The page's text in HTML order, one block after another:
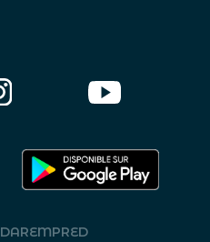
DAREMPRED